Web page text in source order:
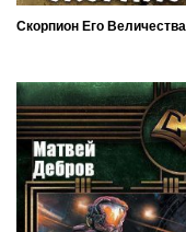
Скорпион Его Величества